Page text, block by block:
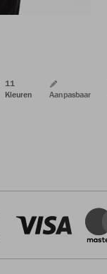
11
Kleuren
Aanpasbaar